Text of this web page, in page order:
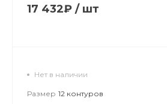
17 432₽ / шт
Нет в наличии
Размер 12 контуров